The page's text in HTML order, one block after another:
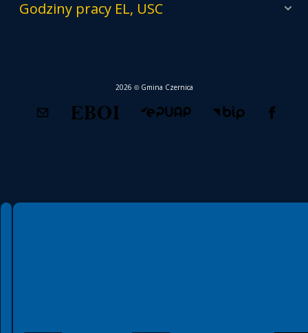
Godziny pracy EL, USC
2026 © Gmina Czernica
Spełniamy standardy WCAG 2.2
Spełniamy standardy W3C